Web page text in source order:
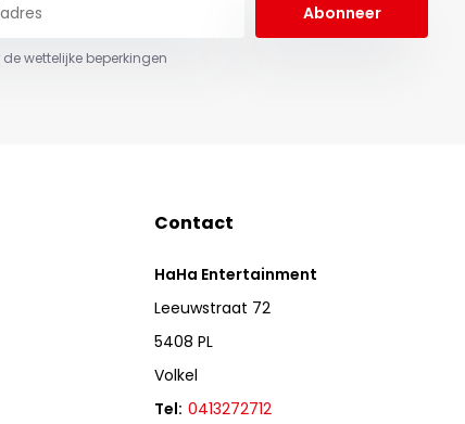
Abonneer
de wettelijke beperkingen
Contact
HaHa Entertainment
Leeuwstraat 72
5408 PL
Volkel
Tel: 0413272712